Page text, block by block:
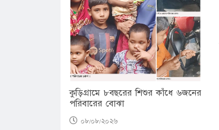
কুড়িগ্রামে ৮বছরের শিশুর কাঁধে ৬জনের
পরিবারের বোঝা
০৮/০৮/২০২৬